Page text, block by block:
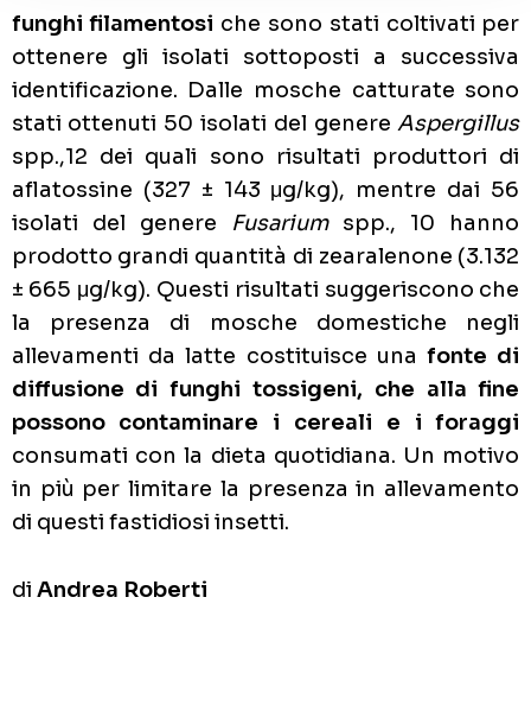
funghi filamentosi che sono stati coltivati per
ottenere gli isolati sottoposti a successiva
identificazione. Dalle mosche catturate sono
stati ottenuti 50 isolati del genereAspergillus
spp.,12 dei quali sono risultati produttori di
aflatossine (327 ± 143 μg/kg), mentre dai 56
isolati del genere Fusariumspp., 10 hanno
prodotto grandi quantità di zearalenone (3.132
± 665 μg/kg). Questi risultati suggeriscono che
la presenza di mosche domestiche negli
allevamenti da latte costituisce unafonte di
diffusione di funghi tossigeni, che alla fine
possono contaminare i cereali e i foraggi
consumati con la dieta quotidiana. Un motivo
in più per limitare la presenza in allevamento
di questi fastidiosi insetti.
di Andrea Roberti